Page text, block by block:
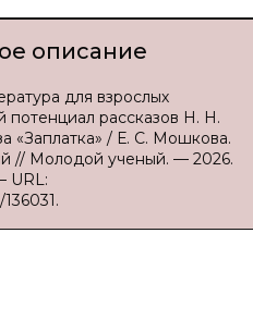
описание
для взрослых
потенциал рассказов Н. Н.
«Заплатка» / Е. С. Мошкова.
// Молодой ученый. — 2026.
URL: